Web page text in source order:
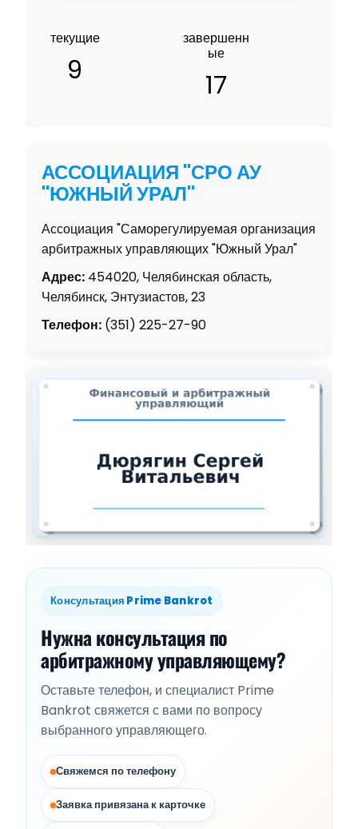
текущие
9
завершенн
ые
17
АССОЦИАЦИЯ "СРО АУ
"ЮЖНЫЙ УРАЛ"
Ассоциация "Саморегулируемая организация
арбитражных управляющих "Южный Урал"
Адрес: 454020, Челябинская область,
Челябинск, Энтузиастов, 23
Телефон: (351) 225-27-90
Консультация Prime Bankrot
Нужна консультация по
арбитражному управляющему?
Оставьте телефон, и специалист Prime
Bankrot свяжется с вами по вопросу
выбранного управляющего.
Свяжемся по телефону
Заявка привязана к карточке